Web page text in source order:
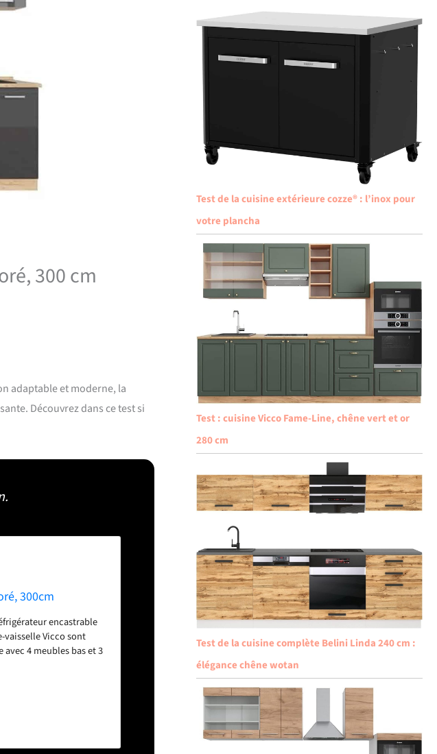
300 cm
adaptable et moderne, la
Découvrez dans ce test si
300cm
encastrable
vaisselle Vicco sont
avec 4 meubles bas et 3
meuble de cuisine a
et le corps de la
revêtement en résine
Test de la cuisine extérieure cozze® : l’inox pour
votre plancha
Test : cuisine Vicco Fame-Line, chêne vert et or
280 cm
Test de la cuisine complète Belini Linda 240 cm :
élégance chêne wotan